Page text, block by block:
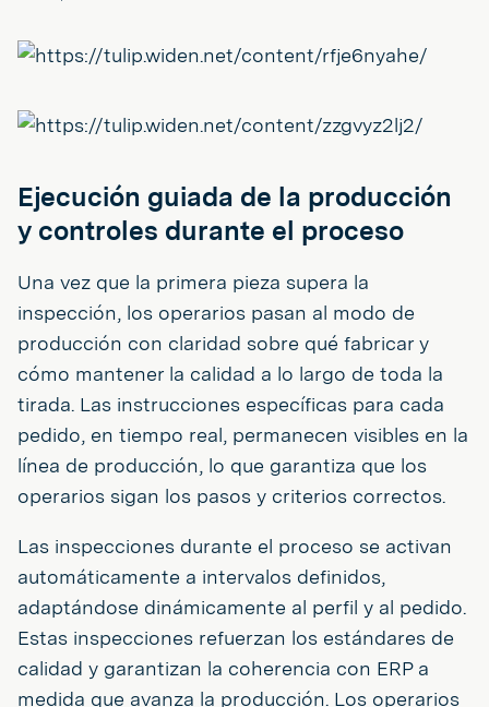
Ejecución guiada de la producción
y controles durante el proceso
Una vez que la primera pieza supera la
inspección, los operarios pasan al modo de
producción con claridad sobre qué fabricar y
cómo mantener la calidad a lo largo de toda la
tirada. Las instrucciones específicas para cada
pedido, en tiempo real, permanecen visibles en la
línea de producción, lo que garantiza que los
operarios sigan los pasos y criterios correctos.
Las inspecciones durante el proceso se activan
automáticamente a intervalos definidos,
adaptándose dinámicamente al perfil y al pedido.
Estas inspecciones refuerzan los estándares de
calidad y garantizan la coherencia con ERP a
medida que avanza la producción. Los operarios